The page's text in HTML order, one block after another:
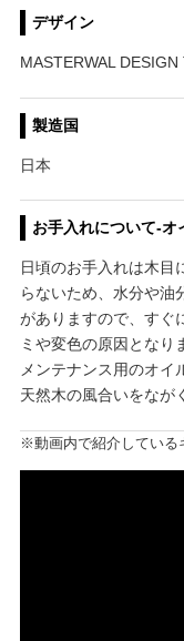
デザイン
MASTERWAL DESIGN
製造国
日本
お手入れについて-オ
日頃のお手入れは木目
らないため、水分や油
がありますので、すぐ
ミや変色の原因となり
メンテナンス用のオイ
天然木の風合いをなが
※動画内で紹介している